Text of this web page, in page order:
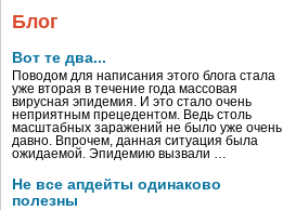
Блог
Вот те два...
Поводом для написания этого блога стала
уже вторая в течение года массовая
вирусная эпидемия. И это стало очень
неприятным прецедентом. Ведь столь
масштабных заражений не было уже очень
давно. Впрочем, данная ситуация была
ожидаемой. Эпидемию вызвали …
Не все апдейты одинаково
полезны